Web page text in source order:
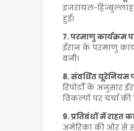
इजरायल-हिज्बुल्लाह
हुई।
7. परमाणु कार्यक्रम
ईरान के परमाणु
बनी।
8. संवर्धित यूरेनियम
रिपोर्टों के अनुसार
विकल्पों पर चर्चा की
9. प्रतिबंधों में राहत
अमेरिका की ओर से